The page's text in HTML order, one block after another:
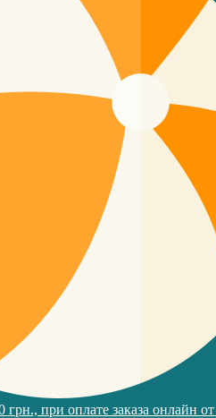
грн., при оплате заказа онлайн